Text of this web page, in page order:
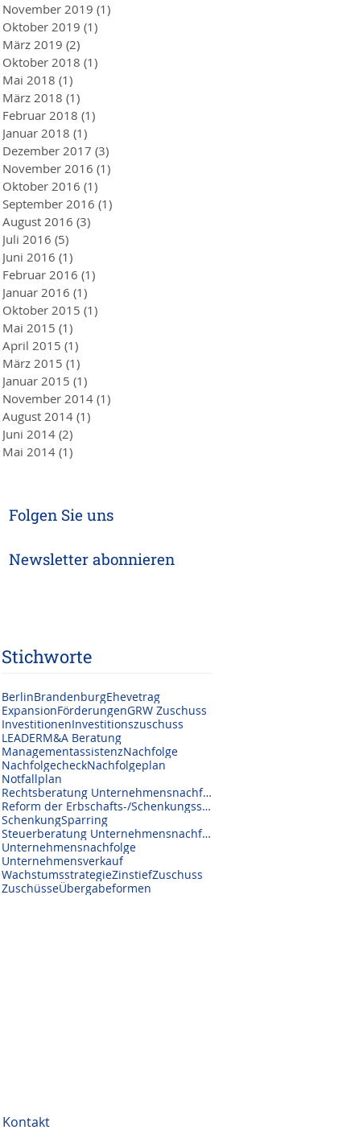
November 2019 (1)
Oktober 2019 (1)
März 2019 (2)
Oktober 2018 (1)
Mai 2018 (1)
März 2018 (1)
Februar 2018 (1)
Januar 2018 (1)
Dezember 2017 (3)
November 2016 (1)
Oktober 2016 (1)
September 2016 (1)
August 2016 (3)
Juli 2016 (5)
Juni 2016 (1)
Februar 2016 (1)
Januar 2016 (1)
Oktober 2015 (1)
Mai 2015 (1)
April 2015 (1)
März 2015 (1)
Januar 2015 (1)
November 2014 (1)
August 2014 (1)
Juni 2014 (2)
Mai 2014 (1)
Folgen Sie uns
Newsletter abonnieren
Stichworte
BerlinBrandenburgEhevetrag
ExpansionFörderungenGRW Zuschuss
InvestitionenInvestitionszuschuss
LEADERM&A Beratung
ManagementassistenzNachfolge
NachfolgecheckNachfolgeplan
Notfallplan
Rechtsberatung Unternehmensnachfolge
Reform der Erbschafts-/Schenkungssteuer
SchenkungSparring
Steuerberatung Unternehmensnachfolge
Unternehmensnachfolge
Unternehmensverkauf
WachstumsstrategieZinstiefZuschuss
ZuschüsseÜbergabeformen
Kontakt